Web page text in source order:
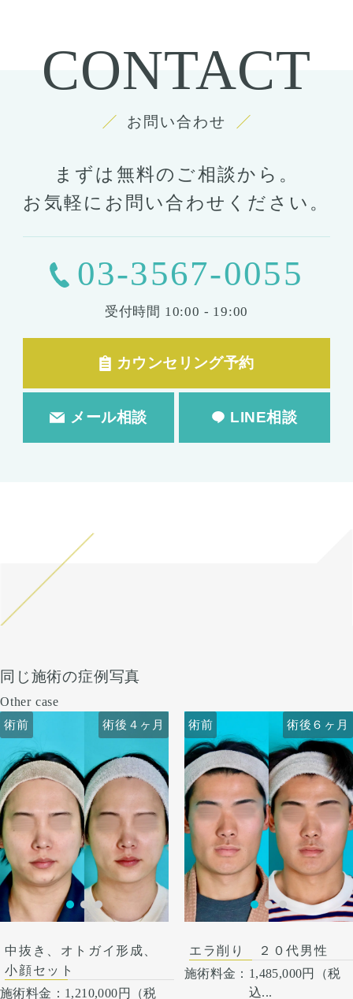
CONTACT
お問い合わせ
まずは無料のご相談から。
お気軽にお問い合わせください。
03-3567-0055
受付時間 10:00 - 19:00
カウンセリング予約
メール相談 LINE相談
同じ施術の症例写真
Other case
術前 術後４ヶ月 術前 術後４ヶ月
中抜き、オトガイ形成、
小顔セット
施術料金： 1,210,000円（税
術前 術後６ヶ月 術前 術後６ヶ月
エラ削り ２０代男性
施術料金： 1,485,000円（税
込...